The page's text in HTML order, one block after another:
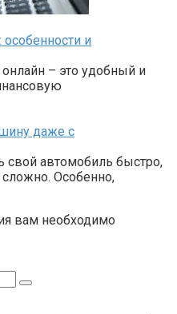
особенности и
– это удобный и
даже с
свой автомобиль быстро,
сложно. Особенно,
вам необходимо